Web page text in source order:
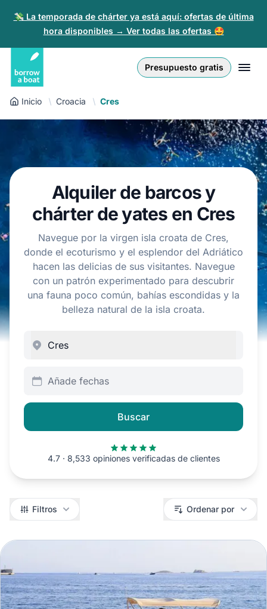
💸 La temporada de chárter ya está aquí: ofertas de última
hora disponibles → Ver todas las ofertas 🤩
Presupuesto gratis
Iniciar sesión
Regístrate
Para partners
EUR
Złoty
English (UK)
Nederlands
Español
Polski
Inicio Croacia Cres
Alquiler de barcos y
chárter de yates en Cres
Navegue por la virgen isla croata de Cres,
donde el ecoturismo y el esplendor del Adriático
hacen las delicias de sus visitantes. Navegue
con un patrón experimentado para descubrir
una fauna poco común, bahías escondidas y la
belleza natural de la isla croata.
Añade fechas
Buscar
4.7 · 8,533 opiniones verificadas de clientes
Filtros Filtros Ordenar por